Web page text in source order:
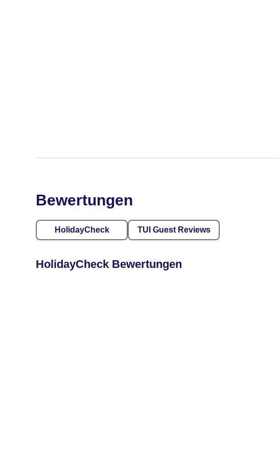
Bewertungen
HolidayCheck TUI Guest Reviews
HolidayCheck Bewertungen